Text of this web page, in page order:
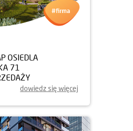
OSIEDLA
71
dowiedz się więcej